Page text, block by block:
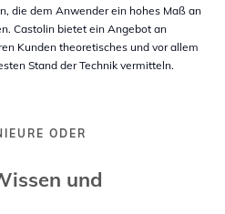
die dem Anwender ein hohes Maß an
Castolin bietet ein Angebot an
Kunden theoretisches und vor allem
Stand der Technik vermitteln.
ODER
und